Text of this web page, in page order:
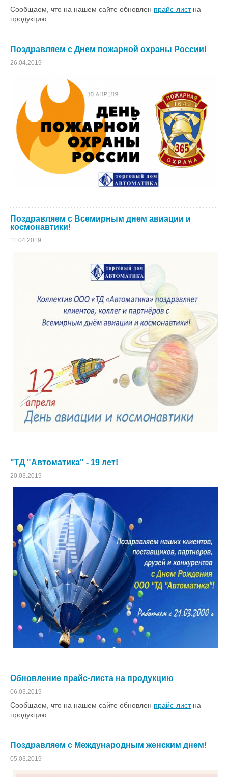
Сообщаем, что на нашем сайте обновлен прайс-листна
продукцию.
Поздравляем с Днем пожарной охраны России!
26.04.2019
Поздравляем с Всемирным днем авиации и
космонавтики!
11.04.2019
"ТД "Автоматика" - 19 лет!
20.03.2019
Обновление прайс-листа на продукцию
06.03.2019
Сообщаем, что на нашем сайте обновлен прайс-листна
продукцию.
Поздравляем с Международным женским днем!
05.03.2019